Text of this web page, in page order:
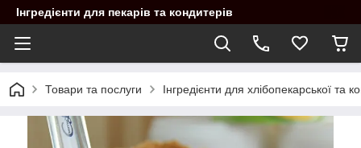
Інгредієнти для пекарів та кондитерів
Товари та послуги Інгредієнти для хлібопекарської та